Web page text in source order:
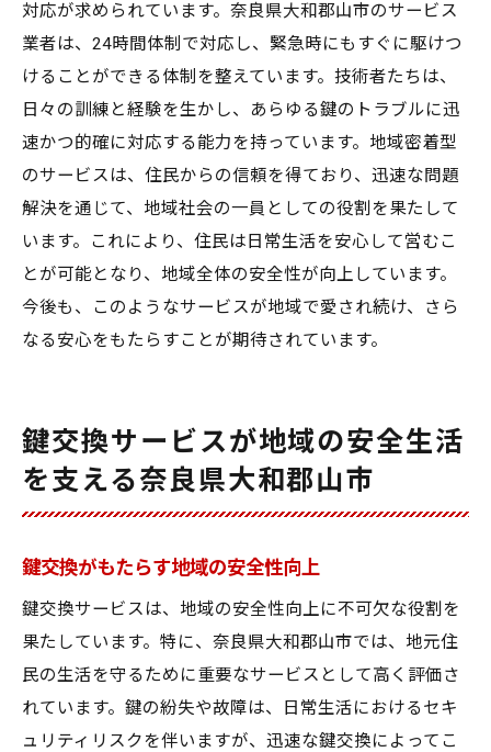
対応が求められています。奈良県大和郡山市のサービス
業者は、24時間体制で対応し、緊急時にもすぐに駆けつ
けることができる体制を整えています。技術者たちは、
日々の訓練と経験を生かし、あらゆる鍵のトラブルに迅
速かつ的確に対応する能力を持っています。地域密着型
のサービスは、住民からの信頼を得ており、迅速な問題
解決を通じて、地域社会の一員としての役割を果たして
います。これにより、住民は日常生活を安心して営むこ
とが可能となり、地域全体の安全性が向上しています。
今後も、このようなサービスが地域で愛され続け、さら
なる安心をもたらすことが期待されています。
鍵交換サービスが地域の安全生活
を支える奈良県大和郡山市
鍵交換がもたらす地域の安全性向上
鍵交換サービスは、地域の安全性向上に不可欠な役割を
果たしています。特に、奈良県大和郡山市では、地元住
民の生活を守るために重要なサービスとして高く評価さ
れています。鍵の紛失や故障は、日常生活におけるセキ
ュリティリスクを伴いますが、迅速な鍵交換によってこ